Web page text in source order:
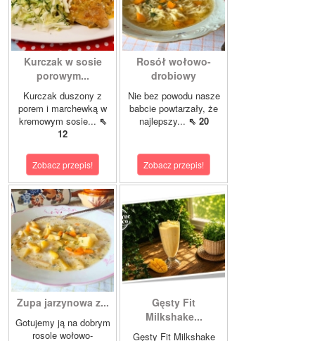
Kurczak w sosie
porowym...
Kurczak duszony z
porem i marchewką w
kremowym sosie... ⇖
12
Zobacz przepis!
Rosół wołowo-
drobiowy
Nie bez powodu nasze
babcie powtarzały, że
najlepszy... ⇖ 20
Zobacz przepis!
Zupa jarzynowa z...
Gotujemy ją na dobrym
rosole wołowo-
Gęsty Fit
Milkshake...
Gęsty Fit Milkshake